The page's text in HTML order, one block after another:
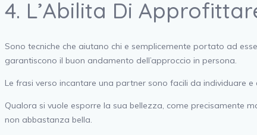
4. L’Abilita Di
Sono tecniche che aiutano chi e semplicemente portato ad
garantiscono il buon andamento dell’approccio in persona.
Le frasi verso incantare una partner sono facili da individuare
Qualora si vuole esporre la sua bellezza, come precisamente
non abbastanza bella.